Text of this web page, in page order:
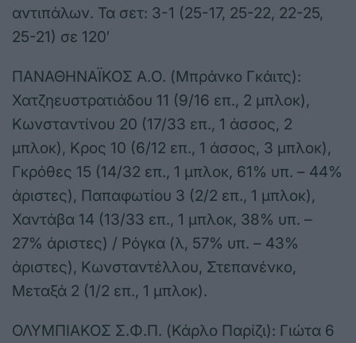
αντιπάλων. Τα σετ: 3-1 (25-17, 25-22, 22-25,
25-21) σε 120′
ΠΑΝΑΘΗΝΑΪΚΟΣ Α.Ο. (Μπράνκο Γκάιτς):
Χατζηευστρατιάδου 11 (9/16 επ., 2 μπλοκ),
Κωνσταντίνου 20 (17/33 επ., 1 άσσος, 2
μπλοκ), Κρος 10 (6/12 επ., 1 άσσος, 3 μπλοκ),
Γκρόθες 15 (14/32 επ., 1 μπλοκ, 61% υπ. – 44%
άριστες), Παπαφωτίου 3 (2/2 επ., 1 μπλοκ),
Χαντάβα 14 (13/33 επ., 1 μπλοκ, 38% υπ. –
27% άριστες) / Ρόγκα (λ, 57% υπ. – 43%
άριστες), Κωνσταντέλλου, Στεπανένκο,
Μεταξά 2 (1/2 επ., 1 μπλοκ).
ΟΛΥΜΠΙΑΚΟΣ Σ.Φ.Π. (Κάρλο Παρίζι): Γιώτα 6